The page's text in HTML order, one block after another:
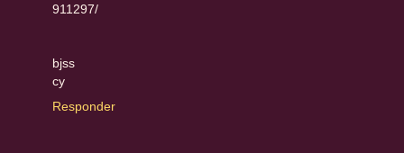
911297/
bjss
cy
Responder